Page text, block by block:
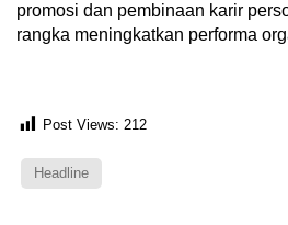
promosi dan pembinaan karir
rangka meningkatkan performa
Post Views: 212
Headline